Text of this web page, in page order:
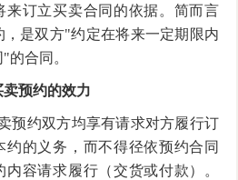
来订立买卖合同的依据。简而言
，是双方"约定在将来一定期限内
的合同。
卖预约的效力
卖预约双方均享有请求对方履行订
约的义务，而不得径依预约合同
内容请求履行（交货或付款）。